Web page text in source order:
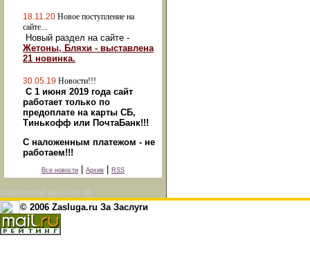
18.11.20 Новое поступление на
сайте...
Новый раздел на сайте -
Жетоны, Бляхи - выставлена
21 новинка.
30.05.19 Новости!!!
С 1 июня 2019 года сайт
работает только по
предоплате на карты СБ,
Тинькофф или ПочтаБанк!!!
С наложенным платежом - не
работаем!!!
Все новости Архив RSS
Посетителей на сайте: 48
© 2006 Zasluga.ru За Заслуги